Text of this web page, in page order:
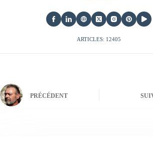
ARTICLES: 12405
PRÉCÉDENT